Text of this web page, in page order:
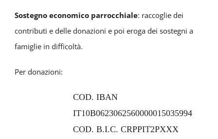
Sostegno economico parrocchiale: raccoglie dei
contributi e delle donazioni e poi eroga dei sostegni a
famiglie in difficoltà.
Per donazioni:
COD. IBAN
IT10B0623062560000015035994
COD. B.I.C. CRPPIT2PXXX